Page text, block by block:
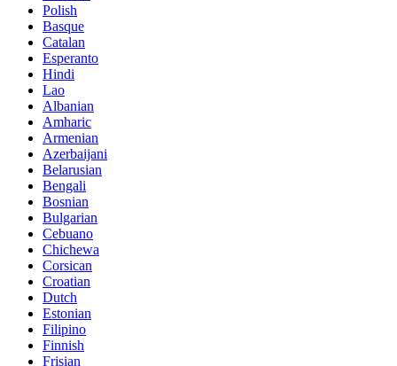
Polish
Basque
Catalan
Esperanto
Hindi
Lao
Albanian
Amharic
Armenian
Azerbaijani
Belarusian
Bengali
Bosnian
Bulgarian
Cebuano
Chichewa
Corsican
Croatian
Dutch
Estonian
Filipino
Finnish
Frisian